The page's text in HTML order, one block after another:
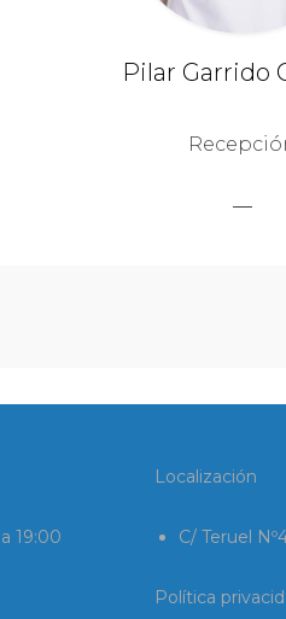
Pilar Garrido
19:00
Localización
C/ Teruel
Política